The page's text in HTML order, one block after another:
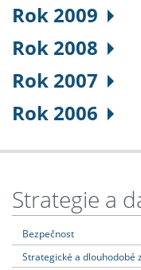
Rok 2009
Rok 2008
Rok 2007
Rok 2006
Strategie a
Bezpečnost
Strategické a dlouhodobé